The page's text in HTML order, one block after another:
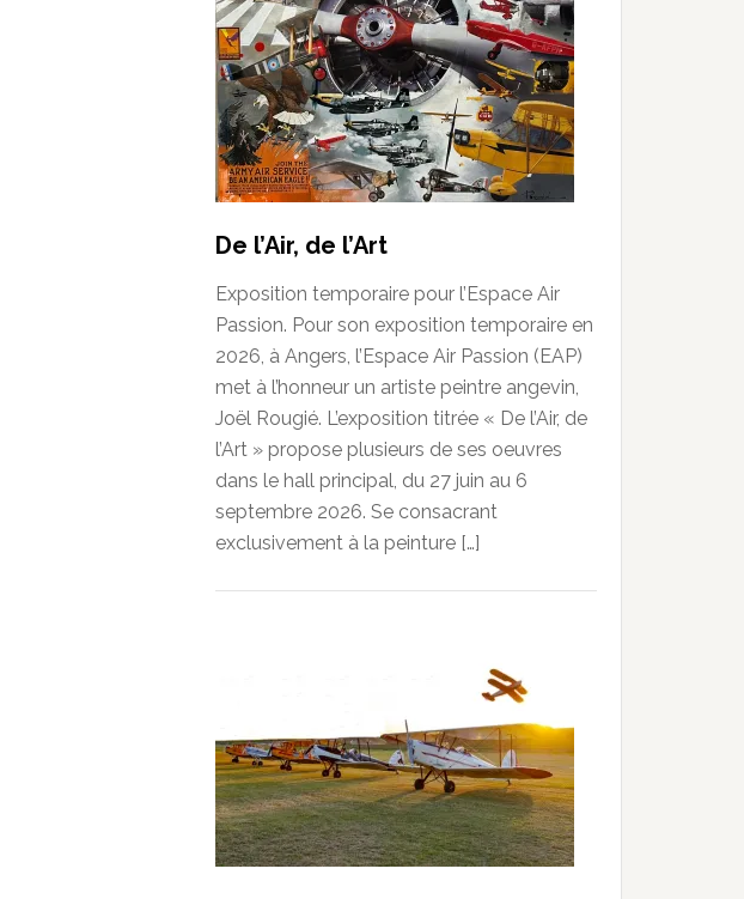
De l’Air, de l’Art
Exposition temporaire pour l’Espace Air
Passion. Pour son exposition temporaire en
2026, à Angers, l’Espace Air Passion (EAP)
met à l’honneur un artiste peintre angevin,
Joël Rougié. L’exposition titrée « De l’Air, de
l’Art » propose plusieurs de ses oeuvres
dans le hall principal, du 27 juin au 6
septembre 2026. Se consacrant
exclusivement à la peinture […]